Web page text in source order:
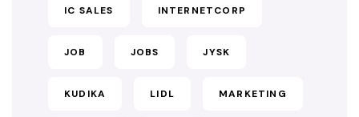
IC SALES INTERNETCORP
JOB JOBS JYSK
KUDIKA LIDL MARKETING